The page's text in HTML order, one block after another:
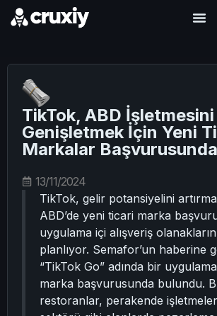
TikTok, ABD İşletmesini
Genişletmek İçin Yeni
Markalar
13/11/2024
TikTok, gelir potansiyelini
ABD’de yeni ticari marka
uygulama içi alışveriş
planlıyor. Semafor’un haberine
“TikTok Go” adında bir
marka başvurusunda bulundu.
restoranlar, perakende